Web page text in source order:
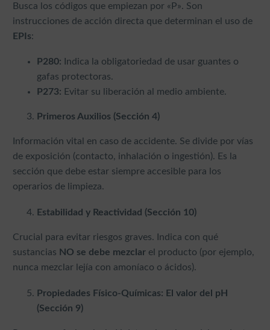
Busca los códigos que empiezan por «P». Son
instrucciones de acción directa que determinan el uso de
EPIs:
P280: Indica la obligatoriedad de usar guantes o
gafas protectoras.
P273: Evitar su liberación al medio ambiente.
Primeros Auxilios (Sección 4)
Información vital en caso de accidente. Se divide por vías
de exposición (contacto, inhalación o ingestión). Es la
sección que debe estar siempre accesible para los
operarios de limpieza.
Estabilidad y Reactividad (Sección 10)
Crucial para evitar riesgos graves. Indica con qué
sustancias NO se debe mezclar el producto (por ejemplo,
nunca mezclar lejía con amoníaco o ácidos).
Propiedades Físico-Químicas: El valor del pH
(Sección 9)